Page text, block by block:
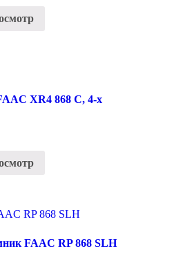
XR4 868 C, 4-х
FAAC RP 868 SLH